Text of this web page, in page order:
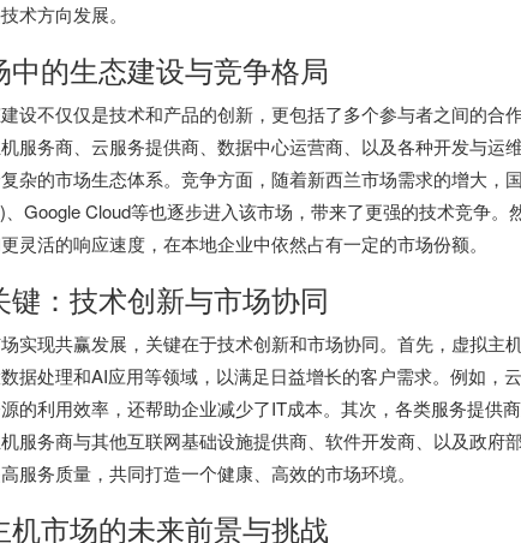
术方向发展。
中的生态建设与竞争格局
设不仅仅是技术和产品的创新，更包括了多个参与者之间的合作
服务商、云服务提供商、数据中心运营商、以及各种开发与运
杂的市场生态体系。竞争方面，随着新西兰市场需求的增大，
Google Cloud等也逐步进入该市场，带来了更强的技术竞争。
灵活的响应速度，在本地企业中依然占有一定的市场份额。
：技术创新与市场协同
实现共赢发展，关键在于技术创新和市场协同。首先，虚拟主
据处理和AI应用等领域，以满足日益增长的客户需求。例如，
的利用效率，还帮助企业减少了IT成本。其次，各类服务提供
服务商与其他互联网基础设施提供商、软件开发商、以及政府
服务质量，共同打造一个健康、高效的市场环境。
机市场的未来前景与挑战